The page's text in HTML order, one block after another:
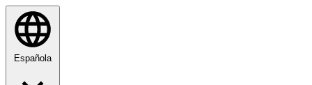
Española